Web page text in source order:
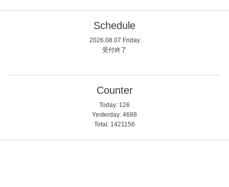
Schedule
2026.08.07 Friday
受付終了
Counter
Today: 126
Yesterday: 4688
Total: 1421156